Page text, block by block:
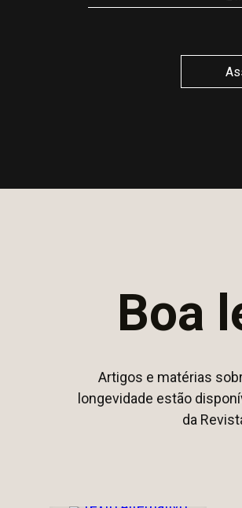
Boa
Artigos e matérias
longevidade estão
da